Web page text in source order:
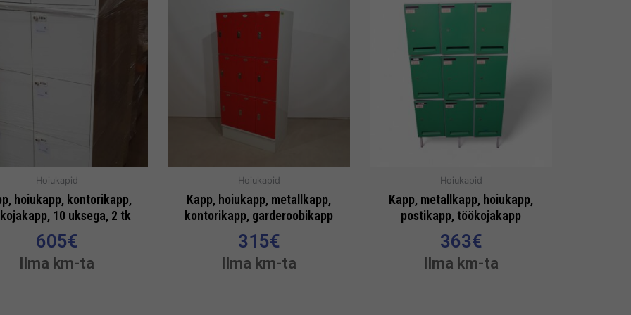
Hoiukapid
hoiukapp, kontorikapp,
10 uksega, 2 tk
605€
Ilma km-ta
Hoiukapid
Kapp, hoiukapp, metallkapp,
kontorikapp, garderoobikapp
315€
Ilma km-ta
Hoiukapid
Kapp, metallkapp, hoiukapp,
postikapp, töökojakapp
363€
Ilma km-ta